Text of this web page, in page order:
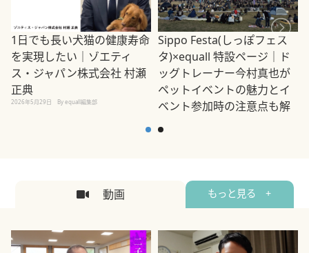
1日でも長い犬猫の健康寿命
を実現したい｜ゾエティ
ス・ジャパン株式会社 村瀬
正典
2026年5月29日 By equall編集部
Sippo Festa(しっぽフェス
タ)×equall 特設ページ｜ド
ッグトレーナー今村真也が
ペットイベントの魅力とイ
ベント参加時の注意点も解
2026年5月12日
動画 もっと見る +